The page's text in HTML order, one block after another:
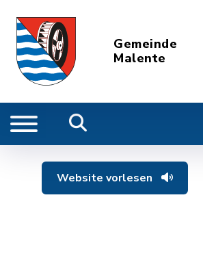
Gemeinde
Malente
Website vorlesen